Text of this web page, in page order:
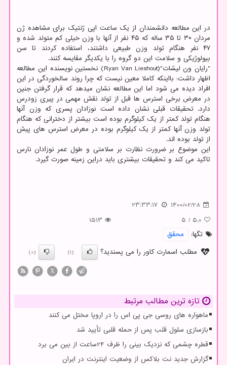
در این مطالعه دانشمندان از یک ساعت اپی ژنتیک برای مشاهده ژن
مردان ۳۰ تا ۳۵ ساله که ۴۵ نفر از آنها با وزن خیلی کم متولد شده و
۴۷ نفر هنگام تولد وزن طبیعی داشتند، استفاده کردند تا سن
بیولوژیکی و سلامت این دو گروه را با یکدیگر مقایسه کنند.
"رایان ون لیشات"(Ryan Van Lieshout) نخستین نویسنده این مطالعه
اظهار داشت: بااینکه کاملا معین نیست که چرا روند سالخوردگی در این
افراد دیده می شود اما این مطالعه نشان میدهد که قرار گرفتن جنین
در معرض برخی استرس ها قبل از تولد نقش مهمی در پیری زودرس
دارد. تحقیقات قبلی نشان داده است نوزادان پسری که وزن آنها
هنگام تولد کمتر از یک کیلوگرم بوده است بیشتر از دخترانی که هنگام
تولد وزن آنها کمتر از یک کیلوگرم بوده در معرض استرس های پیش
از تولد بوده اند.
این موضوع بر ضرورت نظارت بر سلامتی و طول عمر نوزادان نارس
تاکید می کند و تحقیقات بیشتری باید دراین زمینه صورت گیرد.
1400/02/28
23:33:17
5.0
/
5
1513
تگها:
محقق
مطلب اسمارت کاور را می پسندید؟
(1)
(0)
X
تازه ترین مطالب مرتبط
ماهواره های روسی جی پی اس را در اروپا مختل می کنند
بازسازی سلول قلب پس از حمله قلبی تأیید شد
قطره چشمی که نزدیک بینی را ظرف 24ساعت از بین می برد
گزارش جدید نت بلاکس از وضعیت اینترنت در ایران